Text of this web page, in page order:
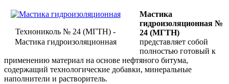
Технониколь № 24 (МГТН) -
Мастика гидроизоляционная
Мастика
гидроизоляционная №
24 (МГТН)
представляет собой
полностью готовый к
применению материал на основе нефтяного битума,
содержащий технологические добавки, минеральные
наполнители и растворитель.